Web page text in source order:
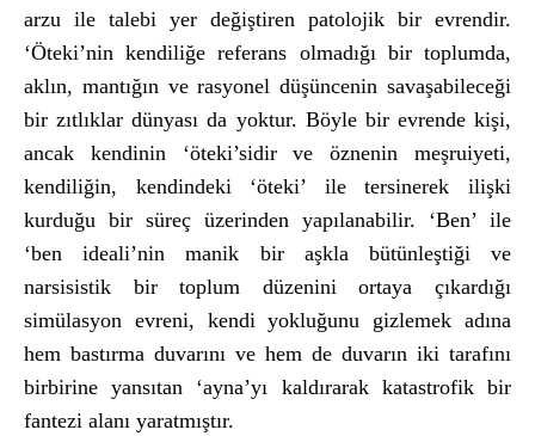
arzu ile talebi yer değiştiren patolojik bir evrendir.
‘Öteki’nin kendiliğe referans olmadığı bir toplumda,
aklın, mantığın ve rasyonel düşüncenin savaşabileceği
bir zıtlıklar dünyası da yoktur. Böyle bir evrende kişi,
ancak kendinin ‘öteki’sidir ve öznenin meşruiyeti,
kendiliğin, kendindeki ‘öteki’ ile tersinerek ilişki
kurduğu bir süreç üzerinden yapılanabilir. ‘Ben’ ile
‘ben ideali’nin manik bir aşkla bütünleştiği ve
narsisistik bir toplum düzenini ortaya çıkardığı
simülasyon evreni, kendi yokluğunu gizlemek adına
hem bastırma duvarını ve hem de duvarın iki tarafını
birbirine yansıtan ‘ayna’yı kaldırarak katastrofik bir
fantezi alanı yaratmıştır.